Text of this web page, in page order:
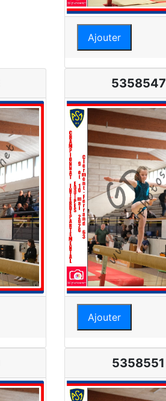
Ajouter
5358547
Ajouter
5358551